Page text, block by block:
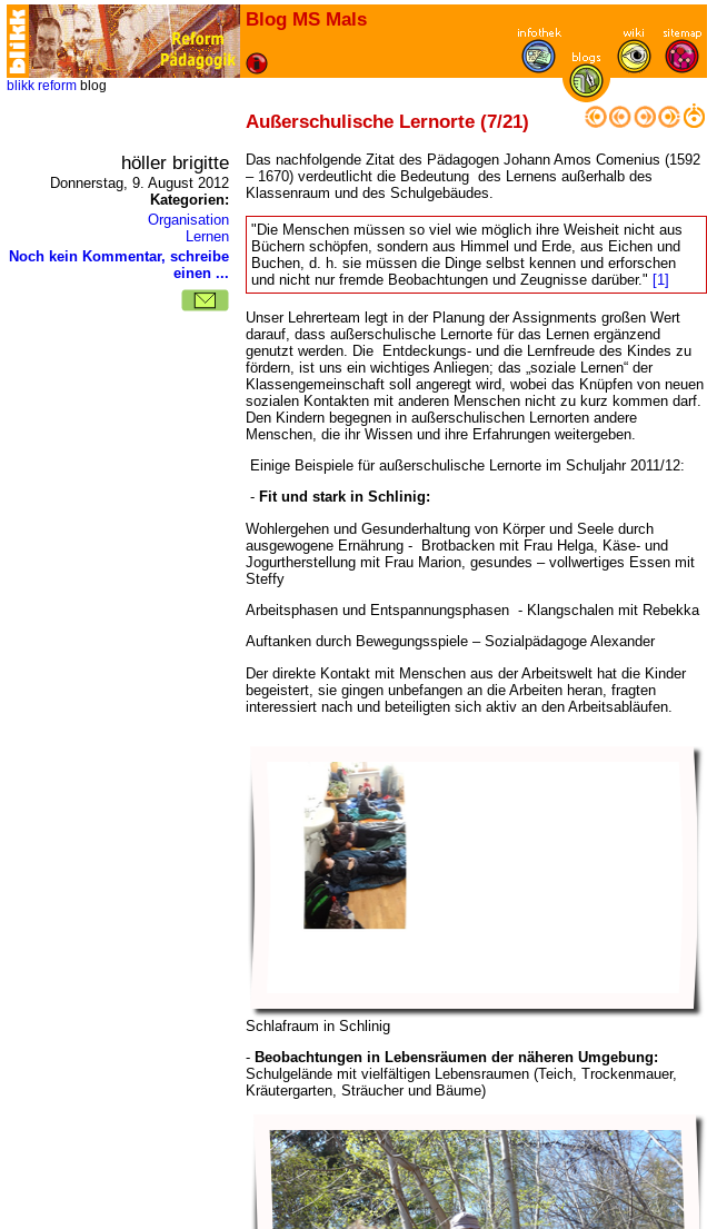
Blog MS Mals
blikk reform blog
Außerschulische Lernorte (7/21)
höller brigitte
Donnerstag, 9. August 2012
Kategorien:
Organisation
Lernen
Noch kein Kommentar, schreibe
einen ...
Das nachfolgende Zitat des Pädagogen Johann Amos Comenius (1592
– 1670) verdeutlicht die Bedeutung des Lernens außerhalb des
Klassenraum und des Schulgebäudes.
"Die Menschen müssen so viel wie möglich ihre Weisheit nicht aus
Büchern schöpfen, sondern aus Himmel und Erde, aus Eichen und
Buchen, d. h. sie müssen die Dinge selbst kennen und erforschen
und nicht nur fremde Beobachtungen und Zeugnisse darüber." [1]
Unser Lehrerteam legt in der Planung der Assignments großen Wert
darauf, dass außerschulische Lernorte für das Lernen ergänzend
genutzt werden. Die Entdeckungs- und die Lernfreude des Kindes zu
fördern, ist uns ein wichtiges Anliegen; das „soziale Lernen“ der
Klassengemeinschaft soll angeregt wird, wobei das Knüpfen von neuen
sozialen Kontakten mit anderen Menschen nicht zu kurz kommen darf.
Den Kindern begegnen in außerschulischen Lernorten andere
Menschen, die ihr Wissen und ihre Erfahrungen weitergeben.
Einige Beispiele für außerschulische Lernorte im Schuljahr 2011/12:
- Fit und stark in Schlinig:
Wohlergehen und Gesunderhaltung von Körper und Seele durch
ausgewogene Ernährung - Brotbacken mit Frau Helga, Käse- und
Jogurtherstellung mit Frau Marion, gesundes – vollwertiges Essen mit
Steffy
Arbeitsphasen und Entspannungsphasen - Klangschalen mit Rebekka
Auftanken durch Bewegungsspiele – Sozialpädagoge Alexander
Der direkte Kontakt mit Menschen aus der Arbeitswelt hat die Kinder
begeistert, sie gingen unbefangen an die Arbeiten heran, fragten
interessiert nach und beteiligten sich aktiv an den Arbeitsabläufen.
Schlafraum in Schlinig
- Beobachtungen in Lebensräumen der näheren Umgebung:
Schulgelände mit vielfältigen Lebensraumen (Teich, Trockenmauer,
Kräutergarten, Sträucher und Bäume)